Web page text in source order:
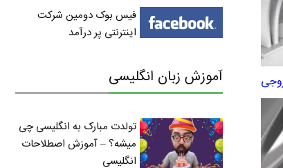
فیس بوک دومین شرکت
اینترنتی پر درآمد
آموزش زبان انگلیسی
تولدت مبارک به انگلیسی چی
میشه؟ – آموزش اصطلاحات
انگلیسی